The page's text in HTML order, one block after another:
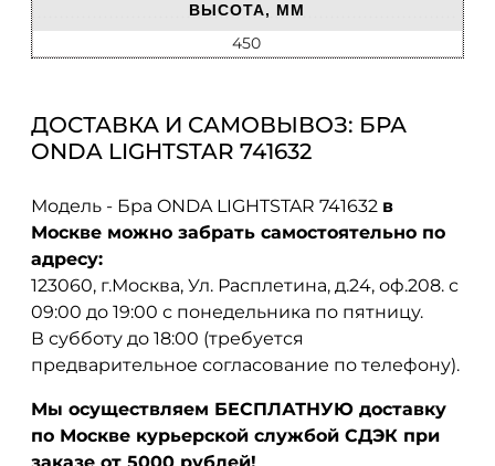
ВЫСОТА, ММ
450
ДОСТАВКА И САМОВЫВОЗ: БРА
ONDA LIGHTSTAR 741632
Модель - Бра ONDA LIGHTSTAR 741632 в
Москве можно забрать самостоятельно по
адресу:
123060, г.Москва, Ул. Расплетина, д.24, оф.208. с
09:00 до 19:00 с понедельника по пятницу.
В субботу до 18:00 (требуется
предварительное согласование по телефону).
Мы осуществляем БЕСПЛАТНУЮ доставку
по Москве курьерской службой СДЭК при